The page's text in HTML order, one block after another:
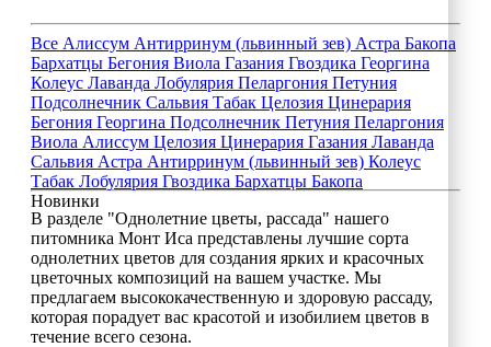
Все Алиссум Антирринум (львинный зев) Астра Бакопа
Бархатцы Бегония Виола Газания Гвоздика Георгина
Колеус Лаванда Лобулярия Пеларгония Петуния
Подсолнечник Сальвия Табак Целозия Цинерария
Бегония Георгина Подсолнечник Петуния Пеларгония
Виола Алиссум Целозия Цинерария Газания Лаванда
Сальвия Астра Антирринум (львинный зев) Колеус
Табак Лобулярия Гвоздика Бархатцы Бакопа
Новинки
В разделе "Однолетние цветы, рассада" нашего
питомника Монт Иса представлены лучшие сорта
однолетних цветов для создания ярких и красочных
цветочных композиций на вашем участке. Мы
предлагаем высококачественную и здоровую рассаду,
которая порадует вас красотой и изобилием цветов в
течение всего сезона.